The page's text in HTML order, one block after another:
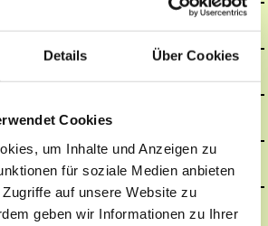
Details Über Cookies
Cookies
um Inhalte und Anzeigen zu
für soziale Medien anbieten
auf unsere Website zu
geben wir Informationen zu Ihrer